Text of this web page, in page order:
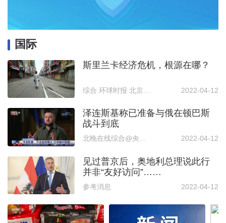
国际
斯里兰卡经济危机，根源在哪？
2022-04-12
泽连斯基称已准备与俄在顿巴斯
战斗到底
北晚在线综合@央广军事、央视新闻客户端 2022-04-12
见过普京后，奥地利总理说此行
并非“友好访问”……
参考消息 2022-04-12